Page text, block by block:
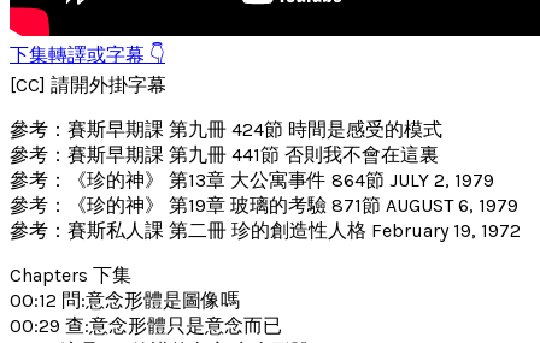
下集轉譯或字幕 👇
[CC] 請開外掛字幕
參考：賽斯早期課 第九冊 424節 時間是感受的模式
參考：賽斯早期課 第九冊 441節 否則我不會在這裏
參考：《珍的神》 第13章 大公寓事件 864節 JULY 2, 1979
參考：《珍的神》 第19章 玻璃的考驗 871節 AUGUST 6, 1979
參考：賽斯私人課 第二冊 珍的創造性人格 February 19, 1972
Chapters 下集
00:12 問:意念形體是圖像嗎
00:29 查:意念形體只是意念而已